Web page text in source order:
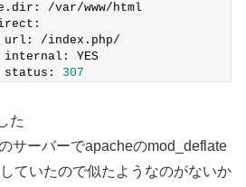
/var/www/html
url: /index.php/
internal: YES
status:
307
た
サーバーでapacheのmod_deflate
ていたので似たようなのがないか